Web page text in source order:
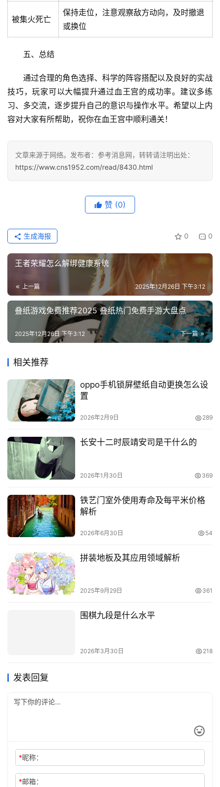
快
面
被集火死亡
保持走位，注意观察敌方动向，及时撤退
或换位
五、总结
通过合理的角色选择、科学的阵容搭配以及良好的实战
技巧，玩家可以大幅提升通过血王宫的成功率。建议多练
习、多交流，逐步提升自己的意识与操作水平。希望以上内
容对大家有所帮助，祝你在血王宫中顺利通关！
文章来源于网络。发布者：参考消息网，转转请注明出处：
https://www.cns1952.com/read/8430.html
赞 (0)
0 0
生成海报
王者荣耀怎么解绑健康系统
上一篇 2025年12月26日 下午3:12
叠纸游戏免费推荐2025 叠纸热门免费手游大盘点
下一篇
2025年12月26日 下午3:12
相关推荐
oppo手机锁屏壁纸自动更换怎么设
置
2026年2月9日 289
长安十二时辰靖安司是干什么的
2026年1月30日 369
铁艺门室外使用寿命及每平米价格
解析
2026年6月30日 54
拼装地板及其应用领域解析
2025年9月29日 361
围棋九段是什么水平
2026年3月30日 218
发表回复
*昵称：
*邮箱：